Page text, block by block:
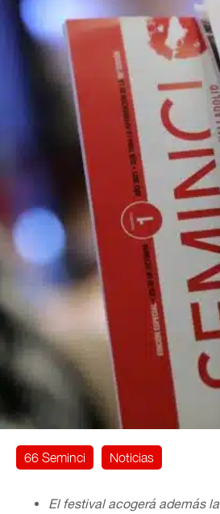
66 Seminci Noticias
El festival acogerá además la